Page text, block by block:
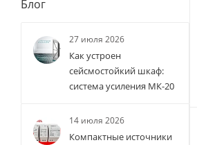
Блог
27 июля 2026
Как устроен
сейсмостойкий шкаф:
система усиления МК-20
14 июля 2026
Компактные источники